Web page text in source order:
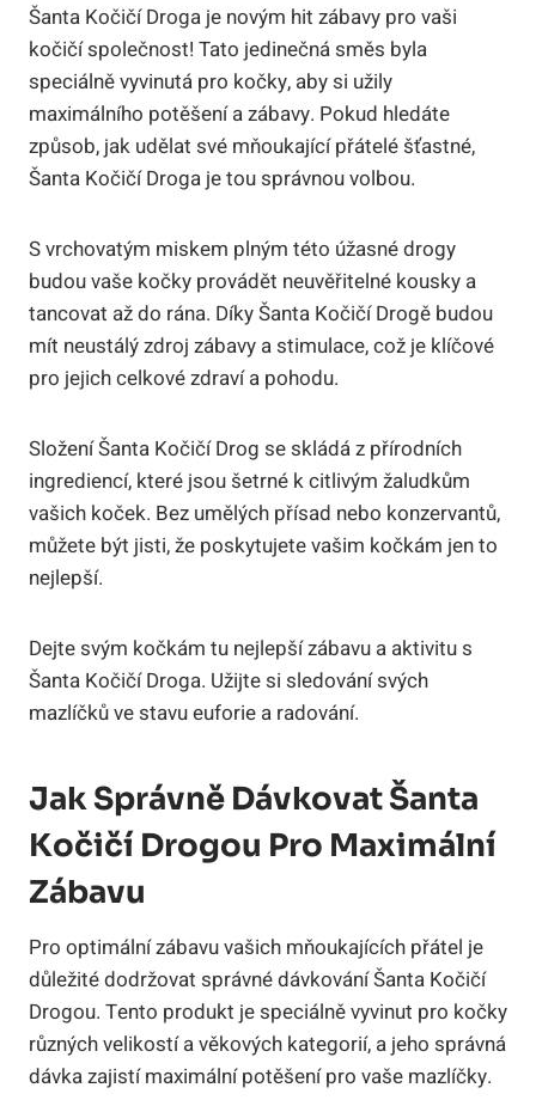
Šanta Kočičí Droga je ‍novým hit zábavy pro ​vaši‌
kočičí společnost! Tato jedinečná směs byla
speciálně vyvinutá ⁤pro kočky, ‌aby si užily
maximálního⁤ potěšení a zábavy.⁣ Pokud ⁣hledáte⁤
způsob, jak udělat své mňoukající přátelé šťastné,‍
Šanta Kočičí Droga je tou správnou⁢ volbou.
S⁤ vrchovatým miskem plným této úžasné drogy
budou vaše kočky provádět neuvěřitelné kousky ⁢a⁢
tancovat až do rána. Díky Šanta ​Kočičí Drogě budou
mít neustálý⁤ zdroj zábavy a stimulace, což⁤ je klíčové
pro jejich celkové‍ zdraví ​a pohodu.
Složení Šanta ‌Kočičí ​Drog se‍ skládá z přírodních
ingrediencí, ⁣které jsou ​šetrné ‍k citlivým žaludkům
vašich koček. Bez umělých přísad nebo‌ konzervantů,⁣
můžete​ být jisti, že poskytujete vašim kočkám jen to​
nejlepší.
Dejte svým kočkám tu ⁤nejlepší zábavu a aktivitu s
Šanta Kočičí Droga. Užijte si‍ sledování svých
mazlíčků ve stavu euforie a radování.
Jak Správně Dávkovat Šanta
⁣Kočičí ⁤Drogou Pro Maximální
Zábavu
Pro optimální zábavu vašich mňoukajících přátel ⁤je
důležité dodržovat správné dávkování Šanta​ Kočičí
Drogou. Tento produkt je ⁣speciálně vyvinut pro ​kočky
různých velikostí a ⁣věkových ⁤kategorií, a jeho správná
dávka zajistí‍ maximální​ potěšení pro vaše mazlíčky.